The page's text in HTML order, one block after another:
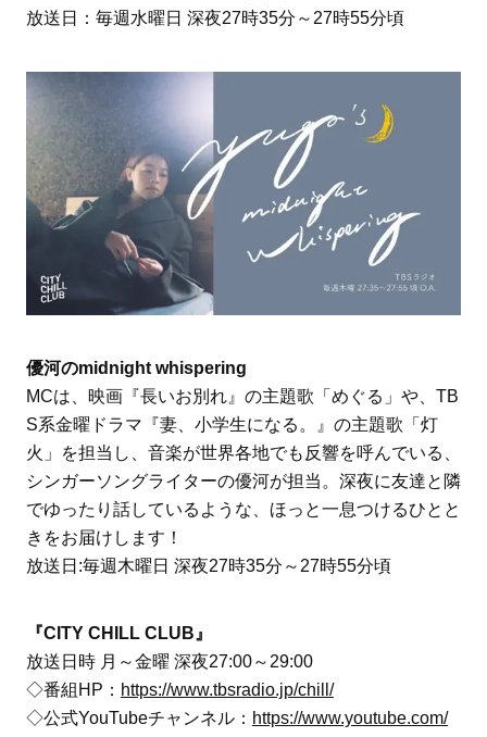
放送日：毎週水曜日 深夜27時35分～27時55分頃
優河のmidnight whispering
MCは、映画『長いお別れ』の主題歌「めぐる」や、TB
S系金曜ドラマ『妻、小学生になる。』の主題歌「灯
火」を担当し、音楽が世界各地でも反響を呼んでいる、
シンガーソングライターの優河が担当。深夜に友達と隣
でゆったり話しているような、ほっと一息つけるひとと
きをお届けします！
放送日:毎週木曜日 深夜27時35分～27時55分頃
『CITY CHILL CLUB』
放送日時 月～金曜 深夜27:00～29:00
◇番組HP： https://www.tbsradio.jp/chill/
◇公式YouTubeチャンネル： https://www.youtube.com/